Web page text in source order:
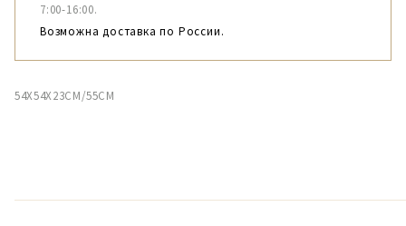
7:00-16:00.
Возможна доставка по России.
54X54X23CM/55CM